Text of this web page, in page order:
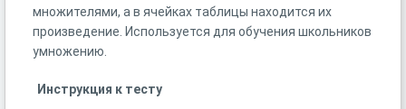
множителями, а в ячейках таблицы находится их
произведение. Используется для обучения школьников
умножению.
Инструкция к тесту